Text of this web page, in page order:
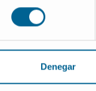
Denegar
si se
extensión. Una
corporal
de reconocer